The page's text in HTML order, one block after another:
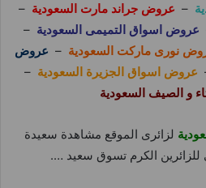
– عروض جراند مارت السعودية –
عروض اسواق التميمى السعودية –
نورى ماركت السعودية – عروض
عروض اسواق الجزيرة السعودية –
و الصيف السعودية
لزائرى الموقع مشاهدة سعيدة
الكرم تسوق سعيد ….